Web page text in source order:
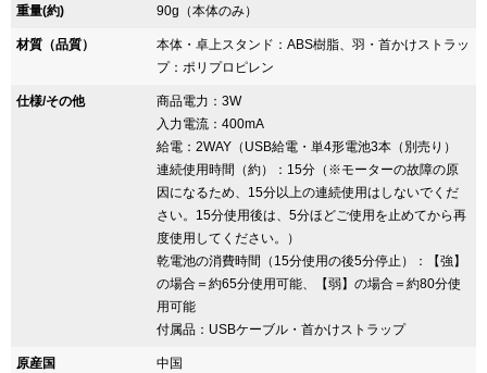
重量(約) 90g（本体のみ）
材質（品質）
本体・卓上スタンド：ABS樹脂、羽・首かけストラッ
プ：ポリプロピレン
仕様/その他
商品電力：3W
入力電流：400mA
給電：2WAY（USB給電・単4形電池3本（別売り）
連続使用時間（約）：15分（※モーターの故障の原
因になるため、15分以上の連続使用はしないでくだ
さい。15分使用後は、5分ほどご使用を止めてから再
度使用してください。）
乾電池の消費時間（15分使用の後5分停止）：【強】
の場合＝約65分使用可能、【弱】の場合＝約80分使
用可能
付属品：USBケーブル・首かけストラップ
原産国 中国